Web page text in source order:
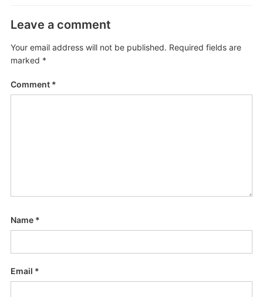
Leave a comment
Your email address will not be published. Required fields are
marked *
Comment *
Name *
Email *